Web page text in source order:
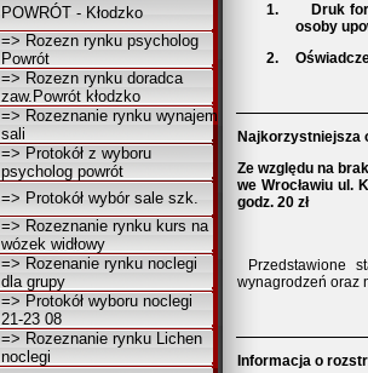
POWRÓT - Kłodzko
=> Rozezn rynku psycholog
Powrót
=> Rozezn rynku doradca
zaw.Powrót kłodzko
=> Rozeznanie rynku wynajem
sali
=> Protokół z wyboru
psycholog powrót
=> Protokół wybór sale szk.
=> Rozeznanie rynku kurs na
wózek widłowy
=> Rozenanie rynku noclegi
dla grupy
=> Protokół wyboru noclegi
21-23 08
=> Rozeznanie rynku Lichen
noclegi
1.
Druk
osoby
2.
6
Najkorzystniejsza
Ze względu na
we Wrocławiu ul.
godz. 20 zł
Przedstawione
wynagrodzeń oraz
7.
Informacja o